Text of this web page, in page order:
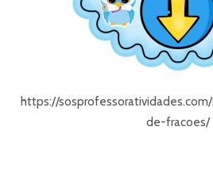
https://
de-fracoes/